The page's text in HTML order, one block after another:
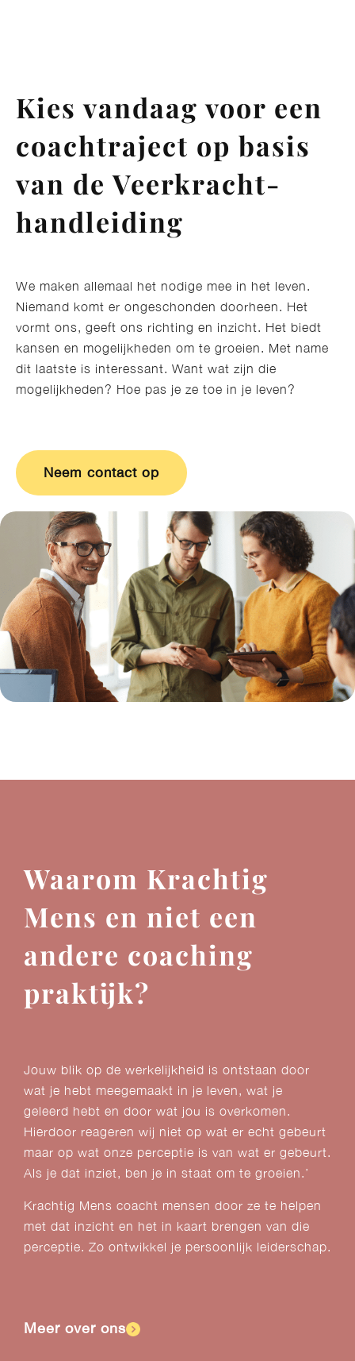
Kies vandaag voor een
coachtraject op basis
van de Veerkracht-
handleiding
We maken allemaal het nodige mee in het leven.
Niemand komt er ongeschonden doorheen. Het
vormt ons, geeft ons richting en inzicht. Het biedt
kansen en mogelijkheden om te groeien. Met name
dit laatste is interessant. Want wat zijn die
mogelijkheden? Hoe pas je ze toe in je leven?
Neem contact op
Waarom Krachtig
Mens en niet een
andere coaching
praktijk?
Jouw blik op de werkelijkheid is ontstaan door
wat je hebt meegemaakt in je leven, wat je
geleerd hebt en door wat jou is overkomen.
Hierdoor reageren wij niet op wat er echt gebeurt
maar op wat onze perceptie is van wat er gebeurt.
Als je dat inziet, ben je in staat om te groeien.’
Krachtig Mens coacht mensen door ze te helpen
met dat inzicht en het in kaart brengen van die
perceptie. Zo ontwikkel je persoonlijk leiderschap.
Meer over ons